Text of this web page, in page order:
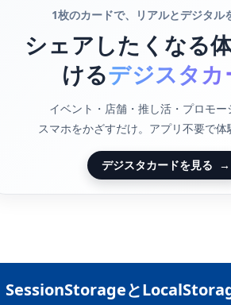
1枚のカードで、リアルとデジタル
シェアしたくなる
けるデジスタカ
イベント・店舗・推し活・プロモー
スマホをかざすだけ。アプリ不要で体
デジスタカードを見る →
SessionStorageと